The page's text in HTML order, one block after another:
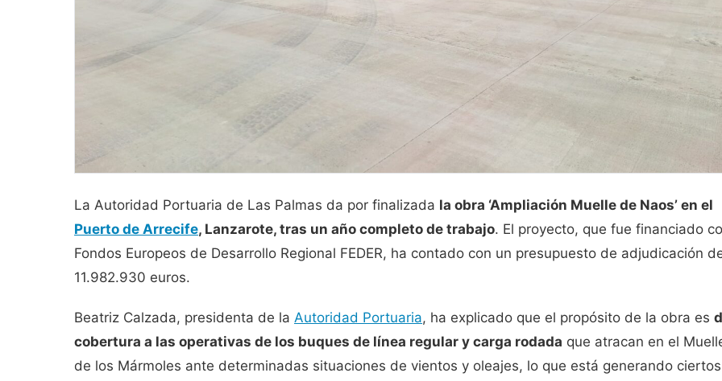
La Autoridad Portuaria de Las Palmas da por finalizada la obra ‘Ampliación Muelle de Naos’ en el
Puerto de Arrecife, Lanzarote, tras un año completo de trabajo. El proyecto, que fue financiado
Fondos Europeos de Desarrollo Regional FEDER, ha contado con un presupuesto de adjudicación
11.982.930 euros.
Beatriz Calzada, presidenta de la Autoridad Portuaria, ha explicado que el propósito de la obra es
cobertura a las operativas de los buques de línea regular y carga rodada que atracan en el
de los Mármoles ante determinadas situaciones de vientos y oleajes, lo que está generando ciertos